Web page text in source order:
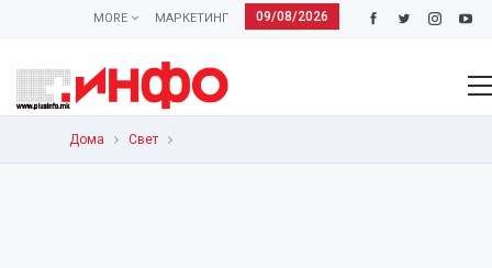
09/08/2026
МАРКЕТИНГ
MORE
Дома Свет